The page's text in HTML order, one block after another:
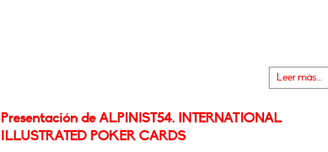
Leer más...
Presentación de ALPINIST54. INTERNATIONAL
ILLUSTRATED POKER CARDS